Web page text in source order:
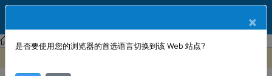
Citrix SD-WAN Citrix SD-WAN 11.2
监视和故障排除
×
是否要使用您的浏览器的首选语言切换到该 Web 站点?